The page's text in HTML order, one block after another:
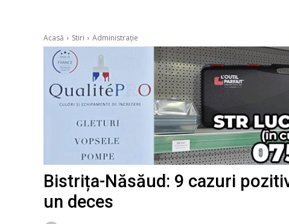
Acasă Stiri Administrație
Bistrița-Năsăud: 9 cazuri
un deces